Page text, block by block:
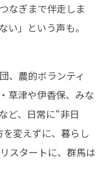
なぎまで伴走しま
い」という声も。
、農的ボランティ
草津や伊香保、みな
ど、日常に“非日
変えずに、暮らし
スタートに、群馬は